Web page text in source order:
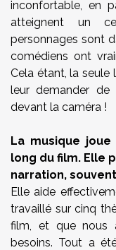
inconfortable, en
atteignent un
personnages sont
comédiens ont
Cela étant, la seule
leur demander de
devant la caméra !
La musique
long du film. Elle
narration,
Elle aide
travaillé sur cinq
film, et que nous
besoins. Tout a